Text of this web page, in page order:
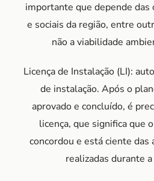
importante que depende das
e sociais da região, entre
não a viabilidade
Licença de Instalação (LI):
de instalação. Após o
aprovado e concluído, é
licença, que significa que
concordou e está ciente das
realizadas durante